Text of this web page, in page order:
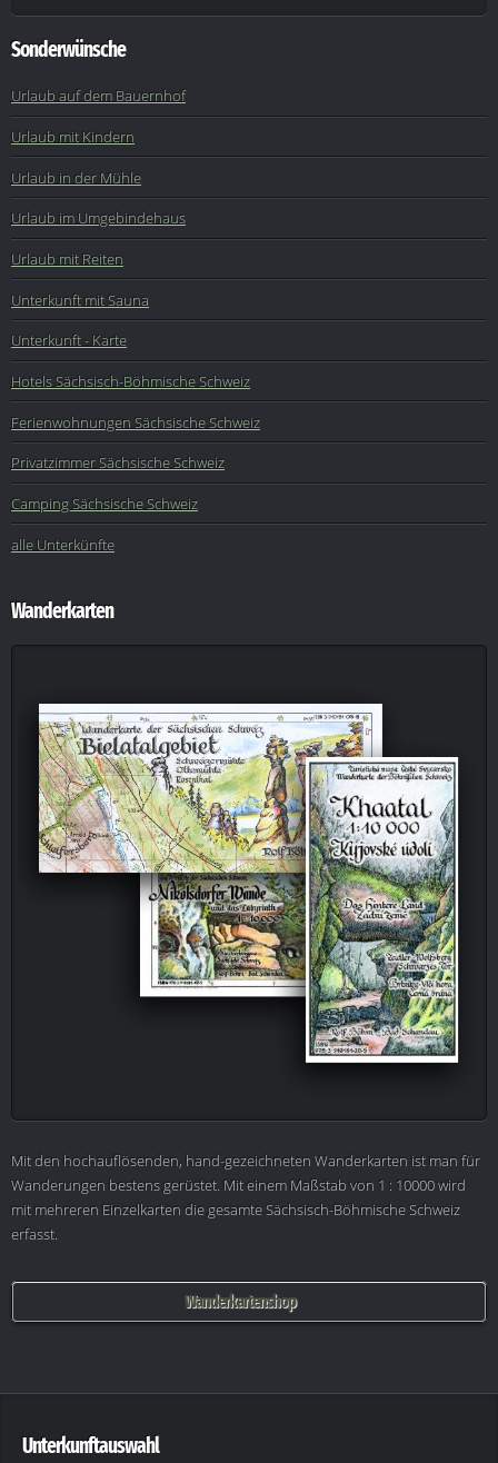
Sonderwünsche
Urlaub auf dem Bauernhof
Urlaub mit Kindern
Urlaub in der Mühle
Urlaub im Umgebindehaus
Urlaub mit Reiten
Unterkunft mit Sauna
Unterkunft - Karte
Hotels Sächsisch-Böhmische Schweiz
Ferienwohnungen Sächsische Schweiz
Privatzimmer Sächsische Schweiz
Camping Sächsische Schweiz
alle Unterkünfte
Wanderkarten
Mit den hochauflösenden, hand-gezeichneten Wanderkarten ist man für
Wanderungen bestens gerüstet. Mit einem Maßstab von 1 : 10000 wird
mit mehreren Einzelkarten die gesamte Sächsisch-Böhmische Schweiz
erfasst.
Wanderkartenshop
Unterkunftauswahl